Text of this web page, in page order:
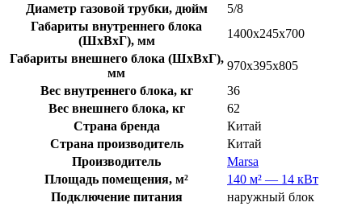
Диаметр газовой трубки, дюйм
5/8
Габариты внутреннего блока
(ШхВхГ), мм
1400х245х700
Габариты внешнего блока (ШхВхГ),
мм
970х395х805
Вес внутреннего блока, кг
36
Вес внешнего блока, кг
62
Страна бренда
Китай
Страна производитель
Китай
Производитель
Marsa
Площадь помещения, м²
140 м² — 14 кВт
Подключение питания
наружный блок